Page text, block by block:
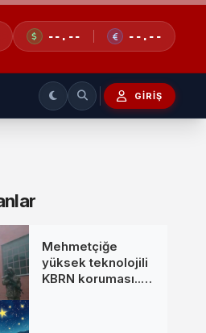
--.-- --.--
GIRIŞ
Mehmetçiğe
yüksek teknolojili
KBRN koruması...